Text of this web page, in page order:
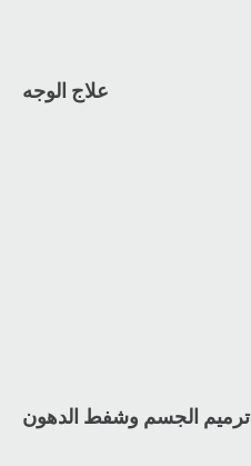
علاج الوجه
ترميم الجسم وشفط الدهون